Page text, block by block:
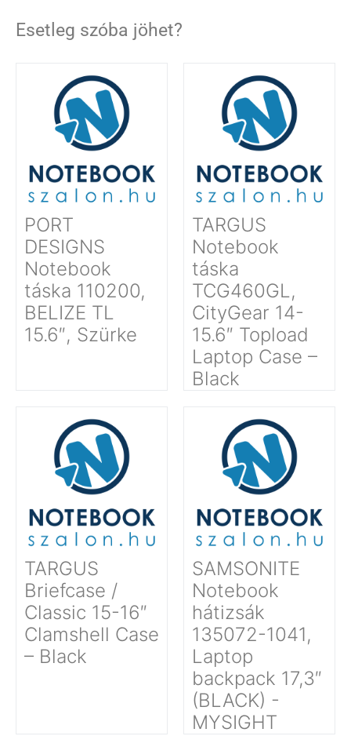
Esetleg szóba jöhet?
PORT
DESIGNS
Notebook
táska 110200,
BELIZE TL
15.6″, Szürke
TARGUS
Notebook
táska
TCG460GL,
CityGear 14-
15.6″ Topload
Laptop Case –
Black
TARGUS
Briefcase /
Classic 15-16″
Clamshell Case
– Black
SAMSONITE
Notebook
hátizsák
135072-1041,
Laptop
backpack 17,3″
(BLACK) -
MYSIGHT